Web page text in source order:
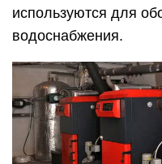
используются для
водоснабжения.